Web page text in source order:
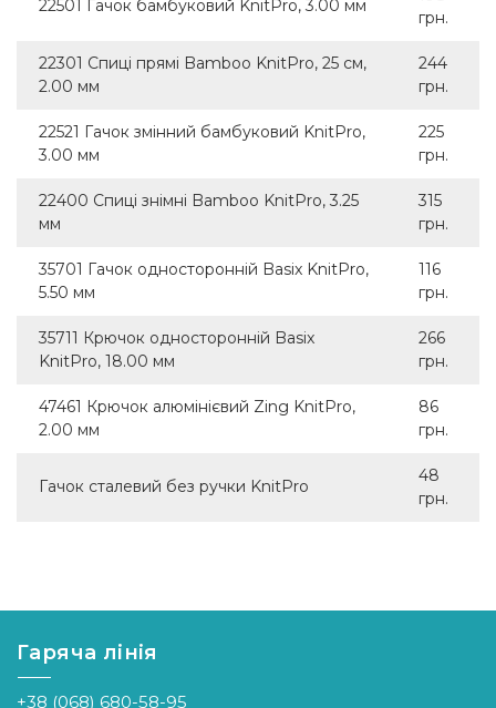
22501 Гачок бамбуковий KnitPro, 3.00 мм
грн.
22301 Спиці прямі Bamboo KnitPro, 25 см,
2.00 мм
244
грн.
22521 Гачок змінний бамбуковий KnitPro,
3.00 мм
225
грн.
22400 Спиці знімні Bamboo KnitPro, 3.25
мм
315
грн.
35701 Гачок односторонній Basix KnitPro,
5.50 мм
116
грн.
35711 Крючок односторонній Basix
KnitPro, 18.00 мм
266
грн.
47461 Крючок алюмінієвий Zing KnitPro,
2.00 мм
86
грн.
Гачок сталевий без ручки KnitPro
48
грн.
Гаряча лінія
+38 (068) 680-58-95